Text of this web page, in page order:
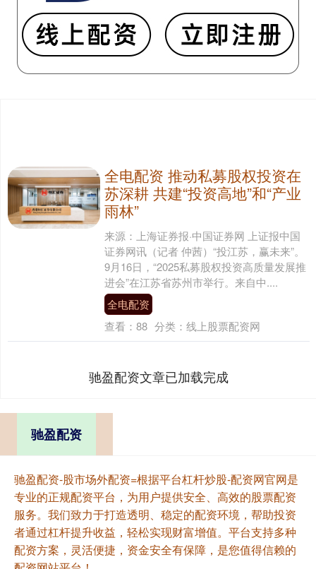
全电配资 推动私募股权投资在
苏深耕 共建“投资高地”和“产业
雨林”
来源：上海证券报·中国证券网 上证报中国
证券网讯（记者 仲茜）“投江苏，赢未来”。
9月16日，“2025私募股权投资高质量发展推
进会”在江苏省苏州市举行。来自中....
全电配资
查看： 88 分类： 线上股票配资网
驰盈配资文章已加载完成
驰盈配资
驰盈配资-股市场外配资=根据平台杠杆炒股-配资网官网是
专业的正规配资平台，为用户提供安全、高效的股票配资
服务。我们致力于打造透明、稳定的配资环境，帮助投资
者通过杠杆提升收益，轻松实现财富增值。平台支持多种
配资方案，灵活便捷，资金安全有保障，是您值得信赖的